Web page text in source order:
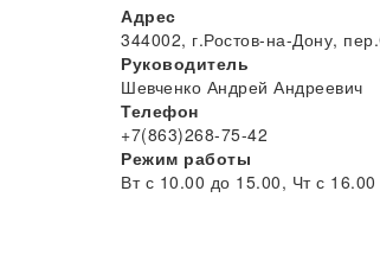
Адрес
344002, г.Ростов-на-Дону,
Руководитель
Шевченко Андрей Андреевич
Телефон
+7(863)268-75-42
Режим работы
Вт с 10.00 до 15.00, Чт с